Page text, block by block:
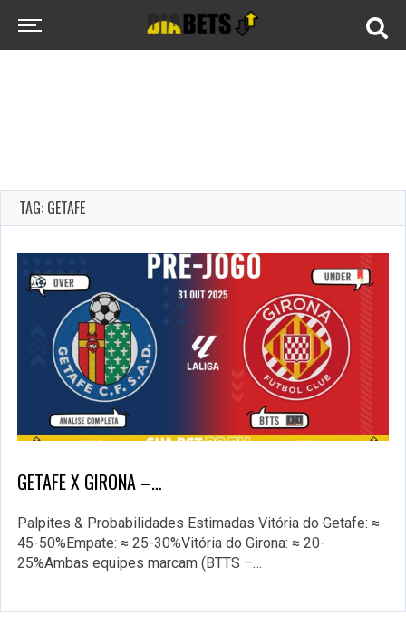
TAG: GETAFE
GETAFE X GIRONA –…
Palpites & Probabilidades Estimadas Vitória do Getafe: ≈
45-50%Empate: ≈ 25-30%Vitória do Girona: ≈ 20-
25%Ambas equipes marcam (BTTS –…